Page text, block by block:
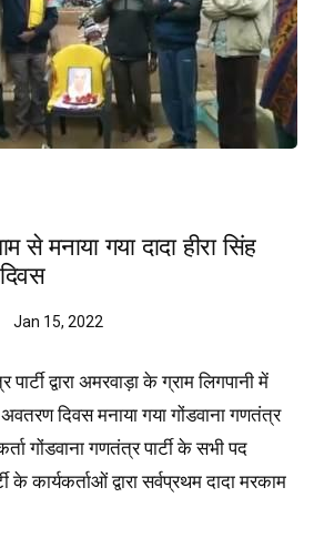
से मनाया गया दादा हीरा सिंह
Jan 15, 2022
द्वारा अमरवाड़ा के ग्राम लिगपानी में
अवतरण दिवस मनाया गया गोंडवाना गणतंत्र
गोंडवाना गणतंत्र पार्टी के सभी पद
के कार्यकर्ताओं द्वारा सर्वप्रथम दादा मरकाम